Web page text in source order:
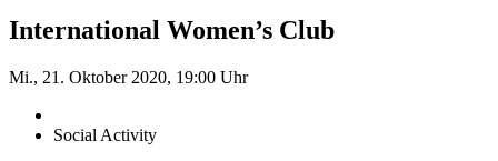
International Women’s Club
Mi., 21. Oktober 2020, 19:00 Uhr
Social Activity